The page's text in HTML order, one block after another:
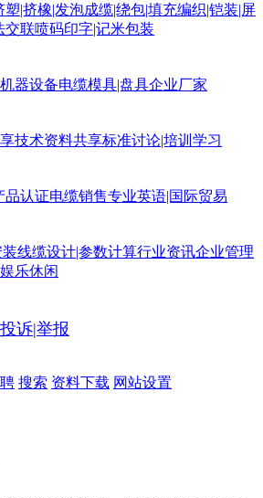
塑|挤橡|发泡成缆|绕包|填充编织|铠装|屏
交联喷码印字|记米包装
器设备电缆模具|盘具企业厂家
技术资料共享标准讨论|培训学习
品认证电缆销售专业英语|国际贸易
线缆设计|参数计算行业资讯企业管理
娱乐休闲
诉|举报
搜索 资料下载 网站设置